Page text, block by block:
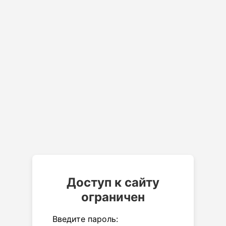
Доступ к сайту
ограничен
Введите пароль: